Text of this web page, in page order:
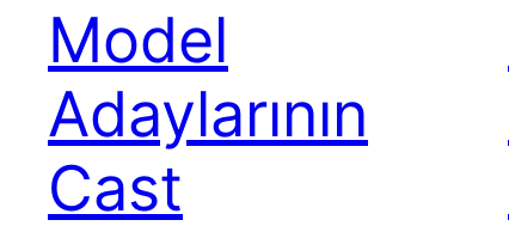
Model
Adaylarının
Cast